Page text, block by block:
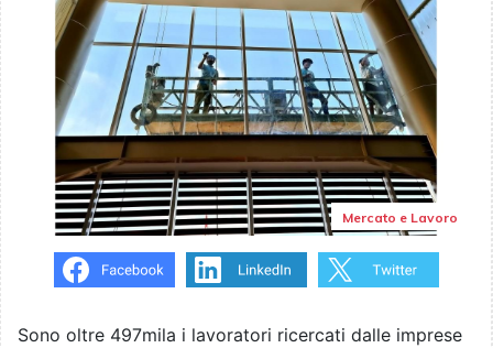
Mercato e Lavoro
Sono oltre 497mila i lavoratori ricercati dalle imprese